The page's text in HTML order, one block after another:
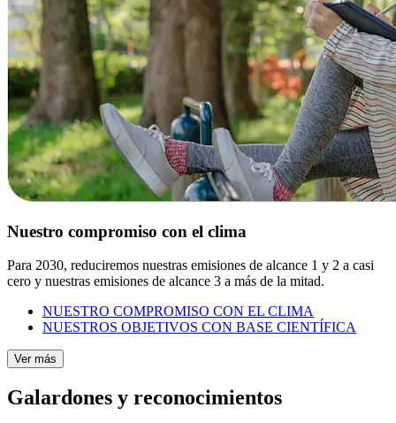
Nuestro compromiso con el clima
Para 2030, reduciremos nuestras emisiones de alcance 1 y 2 a casi
cero y nuestras emisiones de alcance 3 a más de la mitad.
NUESTRO COMPROMISO CON EL CLIMA
NUESTROS OBJETIVOS CON BASE CIENTÍFICA
Ver más
Galardones y reconocimientos